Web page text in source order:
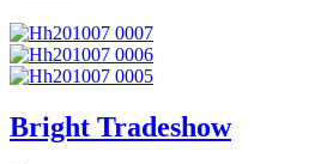
Bright Tradeshow